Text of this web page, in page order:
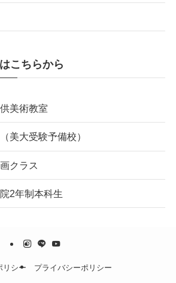
こちらから
美術教室
美大受験予備校）
クラス
2年制本科生
リシー プライバシーポリシー